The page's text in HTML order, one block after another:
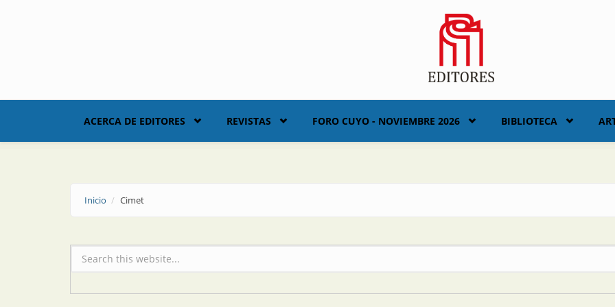
ACERCA DE EDITORES REVISTAS FORO CUYO - NOVIEMBRE 2026 BIBLIOTECA
Inicio Cimet
Formulario de búsqueda